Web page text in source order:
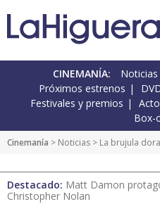
CINEMANÍA: Noticias
Próximos estrenos
Festivales y premios
Box-
Cinemanía > Noticias > La brujula
Destacado: Matt Damon
Christopher Nolan